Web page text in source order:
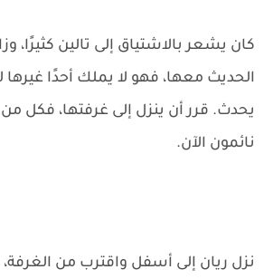
كان يشعر بالاشتياق إلى تالين كثيرًا،
الحديث معها، فهو لا يملك أحدًا
يحدث. قرر أن ينزل إلى غرفتها، فكل
نائمون الآن.
نزل ريان إلى أسفل واقترب من